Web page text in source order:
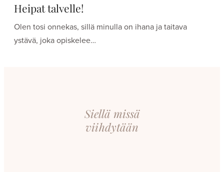
Heipat talvelle!
Olen tosi onnekas, sillä minulla on ihana ja taitava
ystävä, joka opiskelee…
Siellä missä
viihdytään